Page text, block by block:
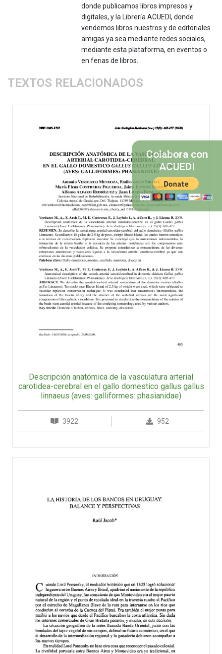
donde publicamos libros impresos y
digitales, y la Librería ACUEDI, donde
vendemos libros nuestros y de editoriales
amigas ya sea mediante redes sociales,
mediante esta plataforma, en eventos o
en ferias de libros.
TEXTOS RELACIONADOS
Descripción anatómica de la vasculatura arterial
carotidea-cerebral en el gallo domestico gallus gallus
linnaeus (aves: galliformes: phasianidae)
3922 952
Colabora con
ACUEDI